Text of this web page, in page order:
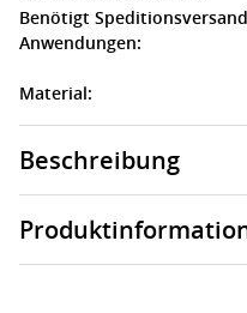
Benötigt
Anwendungen:
Material:
Beschreibung